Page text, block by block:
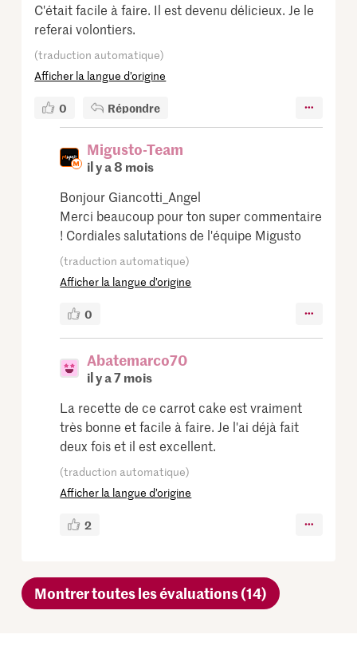
C'était facile à faire. Il est devenu délicieux. Je le
referai volontiers.
(traduction automatique)
Afficher la langue d’origine
0 Répondre
Migusto-Team
il y a 8 mois
Bonjour Giancotti_Angel
Merci beaucoup pour ton super commentaire
! Cordiales salutations de l'équipe Migusto
(traduction automatique)
Afficher la langue d’origine
0
Abatemarco70
il y a 7 mois
La recette de ce carrot cake est vraiment
très bonne et facile à faire. Je l'ai déjà fait
deux fois et il est excellent.
(traduction automatique)
Afficher la langue d’origine
2
Montrer toutes les évaluations (14)